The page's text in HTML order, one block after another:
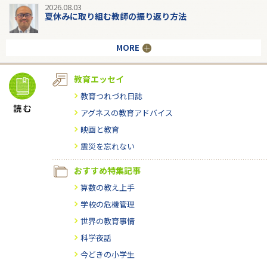
2026.08.03
夏休みに取り組む教師の振り返り方法
MORE
教育エッセイ
教育つれづれ日誌
アグネスの教育アドバイス
映画と教育
震災を忘れない
おすすめ特集記事
算数の教え上手
学校の危機管理
世界の教育事情
科学夜話
今どきの小学生